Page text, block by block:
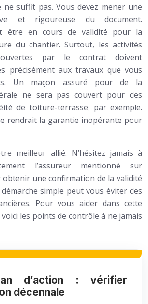
ne suffit pas. Vous devez mener une
et rigoureuse du document.
être en cours de validité pour la
du chantier. Surtout, les activités
par le contrat doivent
précisément aux travaux que vous
Un maçon assuré pour de la
ne sera pas couvert pour des
de toiture-terrasse, par exemple.
rendrait la garantie inopérante pour
meilleur allié. N’hésitez jamais à
l’assureur mentionné sur
obtenir une confirmation de la validité
simple peut vous éviter des
Pour vous aider dans cette
les points de contrôle à ne jamais
d’action : vérifier
décennale